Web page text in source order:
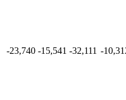
-23,740 -15,541 -32,111 -